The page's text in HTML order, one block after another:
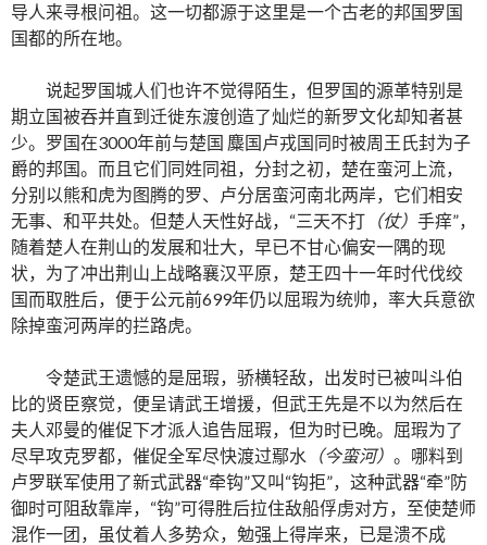
导人来寻根问祖。这一切都源于这里是一个古老的邦国罗国
国都的所在地。
说起罗国城人们也许不觉得陌生，但罗国的源革特别是
期立国被吞并直到迁徙东渡创造了灿烂的新罗文化却知者甚
少。罗国在3000年前与楚国 麋国卢戎国同时被周王氏封为子
爵的邦国。而且它们同姓同祖，分封之初，楚在蛮河上流，
分别以熊和虎为图腾的罗、卢分居蛮河南北两岸，它们相安
无事、和平共处。但楚人天性好战，“三天不打 （仗） 手痒”，
随着楚人在荆山的发展和壮大，早已不甘心偏安一隅的现
状，为了冲出荆山上战略襄汉平原，楚王四十一年时代伐绞
国而取胜后，便于公元前699年仍以屈瑕为统帅，率大兵意欲
除掉蛮河两岸的拦路虎。
令楚武王遗憾的是屈瑕，骄横轻敌，出发时已被叫斗伯
比的贤臣察觉，便呈请武王增援，但武王先是不以为然后在
夫人邓曼的催促下才派人追告屈瑕，但为时已晚。屈瑕为了
尽早攻克罗都，催促全军尽快渡过鄢水 （今蛮河） 。哪料到
卢罗联军使用了新式武器“牵钩”又叫“钩拒”，这种武器“牵”防
御时可阻敌靠岸，“钩”可得胜后拉住敌船俘虏对方，至使楚师
混作一团，虽仗着人多势众，勉强上得岸来，已是溃不成